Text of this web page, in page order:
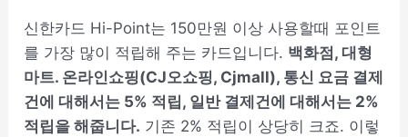
신한카드 Hi-Point는 150만원 이상 사용할때 포인트
를 가장 많이 적립해 주는 카드입니다. 백화점, 대형
마트. 온라인쇼핑(CJ오쇼핑, Cjmall), 통신 요금 결제
건에 대해서는 5% 적립, 일반 결제건에 대해서는 2%
적립을 해줍니다. 기존 2% 적립이 상당히 크죠. 이렇